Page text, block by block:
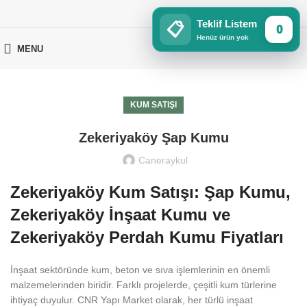
MENU
KUM SATIŞI
Zekeriyaköy Şap Kumu
Caneraykul
Zekeriyaköy Kum Satışı: Şap Kumu,
Zekeriyaköy İnşaat Kumu ve
Zekeriyaköy Perdah Kumu Fiyatları
İnşaat sektöründe kum, beton ve sıva işlemlerinin en önemli
malzemelerinden biridir. Farklı projelerde, çeşitli kum türlerine
ihtiyaç duyulur. CNR Yapı Market olarak, her türlü inşaat
📋 Teklif Listem
Henüz ürün yok
0